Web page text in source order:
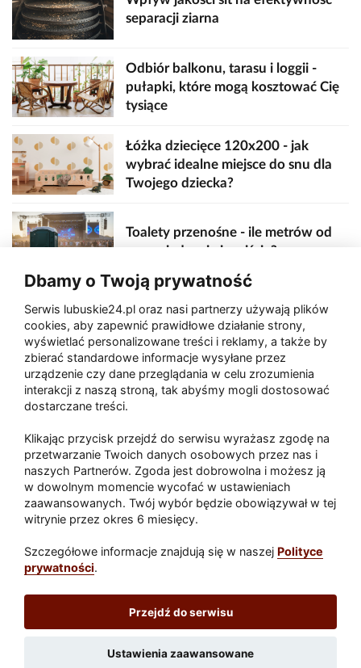
separacji ziarna
Odbiór balkonu, tarasu i loggii -
pułapki, które mogą kosztować Cię
tysiące
Łóżka dziecięce 120x200 - jak
wybrać idealne miejsce do snu dla
Twojego dziecka?
Toalety przenośne - ile metrów od
sceny, jedzenia i wejścia?
Zaatakował seniora na "kwadracie"
Akcja po pożarze w Gorzowie.
Ruszyła rozbiórka ściany spalonej
Paliwa
Raport Dodaj raport
Sport
Lubuskie24.pl
Redakcja
Dbamy o Twoją prywatność
Serwis lubuskie24.pl oraz nasi partnerzy używają plików
cookies, aby zapewnić prawidłowe działanie strony,
wyświetlać personalizowane treści i reklamy, a także by
zbierać standardowe informacje wysyłane przez
urządzenie czy dane przeglądania w celu zrozumienia
interakcji z naszą stroną, tak abyśmy mogli dostosować
dostarczane treści.
Klikając przycisk przejdź do serwisu wyrażasz zgodę na
przetwarzanie Twoich danych osobowych przez nas i
naszych Partnerów. Zgoda jest dobrowolna i możesz ją
w dowolnym momencie wycofać w ustawieniach
zaawansowanych. Twój wybór będzie obowiązywał w tej
witrynie przez okres 6 miesięcy.
Szczegółowe informacje znajdują się w naszej Polityce
prywatności.
Przejdź do serwisu
Ustawienia zaawansowane